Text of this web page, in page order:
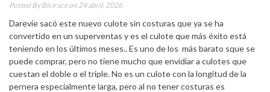
Posted ByBiciraceon 24 abril, 2026
Darevie sacó este nuevo culote sin costuras que ya se ha
convertido en un superventas y es el culote que más éxito está
teniendo en los últimos meses.. Es uno de los más barato sque se
puede comprar, pero no tiene mucho que envidiar a culotes que
cuestan el doble o el triple. No es un culote con la longitud de la
pernera especialmente larga, pero al no tener costuras es